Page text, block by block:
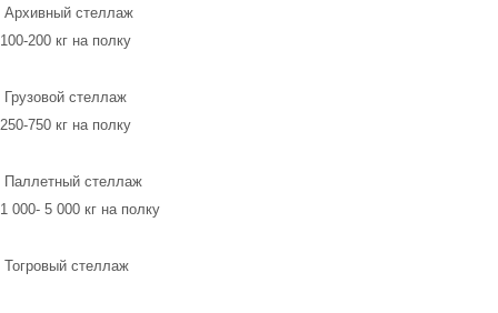
Архивный стеллаж
100-200 кг на полку
Грузовой стеллаж
250-750 кг на полку
Паллетный стеллаж
1 000- 5 000 кг на полку
Тогровый стеллаж